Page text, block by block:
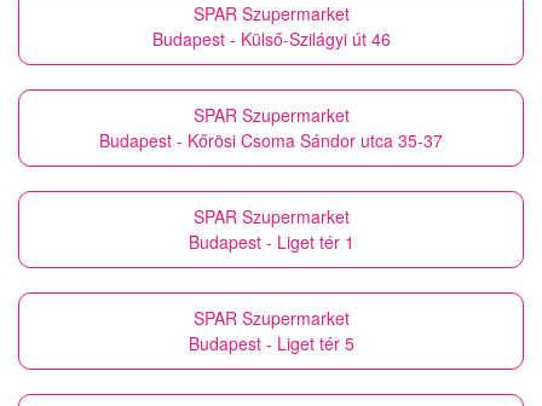
SPAR Szupermarket
Budapest - Külső-Szilágyi út 46
SPAR Szupermarket
Budapest - Kőrösi Csoma Sándor utca 35-37
SPAR Szupermarket
Budapest - Liget tér 1
SPAR Szupermarket
Budapest - Liget tér 5